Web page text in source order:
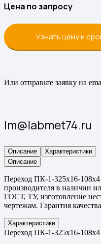
Цена по запросу
Узнать цену и
Или отправьте заявку на
lm@labmet74.ru
Описание
Характеристики
Описание
Переход ПК-1-325х16-
производителя в наличии
ГОСТ, ТУ, изготовление
чертежам. Гарантия
Характеристики
Переход ПК-1-325х16-